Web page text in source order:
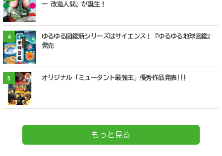
ー 改造人間』が誕生！
4
ゆるゆる図鑑新シリーズはサイエンス！『ゆるゆる地球図鑑』
発売
5 オリジナル「ミュータント最強王」優秀作品発表!!!
もっと見る